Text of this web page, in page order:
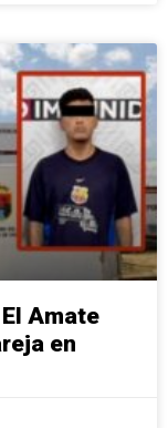
Amate
en